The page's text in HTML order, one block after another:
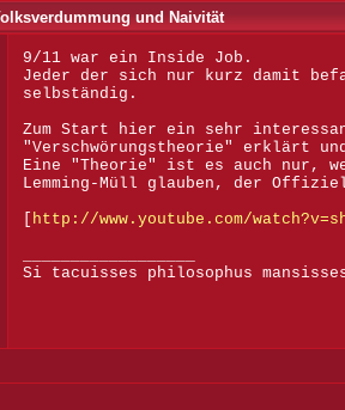
und Naivität
9/11 war ein Inside Job.
Jeder der sich nur kurz damit
selbständig.
Zum Start hier ein sehr
"Verschwörungstheorie" erklärt
Eine "Theorie" ist es auch nur,
Lemming-Müll glauben, der
http://www.youtube.com/
Si tacuisses philosophus